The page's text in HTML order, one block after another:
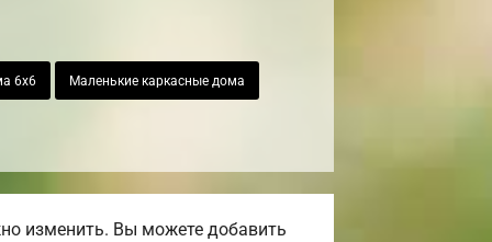
6х6 Маленькие каркасные дома
изменить. Вы можете добавить